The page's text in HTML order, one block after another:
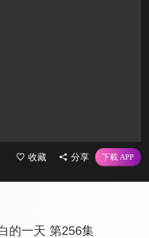
收藏 分享
的一天 第256集